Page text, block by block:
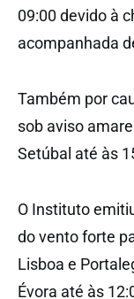
09:00 devido à
acompanhada
Também por
sob aviso
Setúbal até às
O Instituto
do vento forte
Lisboa e
Évora até às